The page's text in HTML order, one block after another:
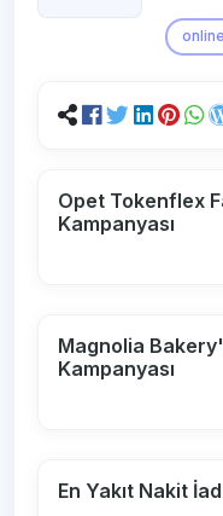
online
Opet Tokenflex
Kampanyası
Magnolia
Kampanyası
En Yakıt Nakit